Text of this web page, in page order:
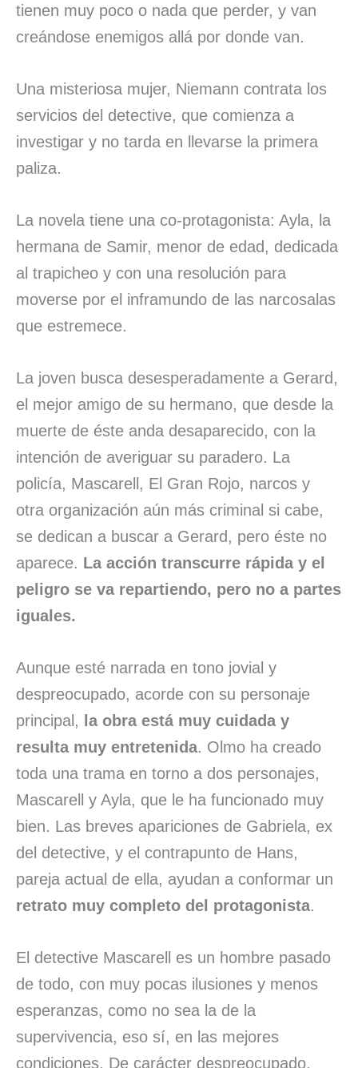
tienen muy poco o nada que perder, y van
creándose enemigos allá por donde van.
Una misteriosa mujer, Niemann contrata los
servicios del detective, que comienza a
investigar y no tarda en llevarse la primera
paliza.
La novela tiene una co-protagonista: Ayla, la
hermana de Samir, menor de edad, dedicada
al trapicheo y con una resolución para
moverse por el inframundo de las narcosalas
que estremece.
La joven busca desesperadamente a Gerard,
el mejor amigo de su hermano, que desde la
muerte de éste anda desaparecido, con la
intención de averiguar su paradero. La
policía, Mascarell, El Gran Rojo, narcos y
otra organización aún más criminal si cabe,
se dedican a buscar a Gerard, pero éste no
aparece. La acción transcurre rápida y el
peligro se va repartiendo, pero no a partes
iguales.
Aunque esté narrada en tono jovial y
despreocupado, acorde con su personaje
principal, la obra está muy cuidada y
resulta muy entretenida. Olmo ha creado
toda una trama en torno a dos personajes,
Mascarell y Ayla, que le ha funcionado muy
bien. Las breves apariciones de Gabriela, ex
del detective, y el contrapunto de Hans,
pareja actual de ella, ayudan a conformar un
retrato muy completo del protagonista.
El detective Mascarell es un hombre pasado
de todo, con muy pocas ilusiones y menos
esperanzas, como no sea la de la
supervivencia, eso sí, en las mejores
condiciones. De carácter despreocupado,